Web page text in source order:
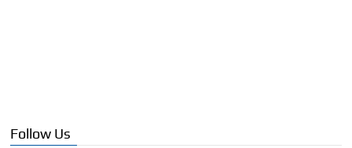
Follow Us